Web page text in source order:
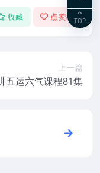
收藏 点赞( )
上一篇
五运六气课程81集
TOP